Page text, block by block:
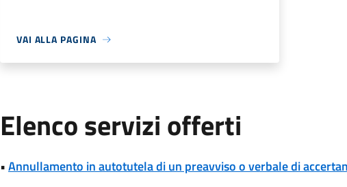
VAI ALLA PAGINA
Elenco servizi offerti
•Annullamento in autotutela di un preavviso o verbale di